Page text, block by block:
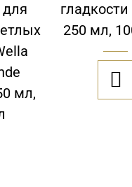
мл,
250 мл,
